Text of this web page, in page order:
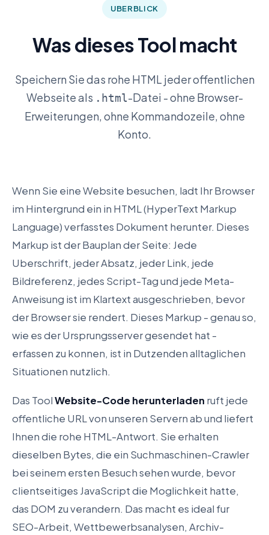
UBERBLICK
Was dieses Tool macht
Speichern Sie das rohe HTML jeder offentlichen
Webseite als .html-Datei - ohne Browser-
Erweiterungen, ohne Kommandozeile, ohne
Konto.
Wenn Sie eine Website besuchen, ladt Ihr Browser
im Hintergrund ein in HTML (HyperText Markup
Language) verfasstes Dokument herunter. Dieses
Markup ist der Bauplan der Seite: Jede
Uberschrift, jeder Absatz, jeder Link, jede
Bildreferenz, jedes Script-Tag und jede Meta-
Anweisung ist im Klartext ausgeschrieben, bevor
der Browser sie rendert. Dieses Markup - genau so,
wie es der Ursprungsserver gesendet hat -
erfassen zu konnen, ist in Dutzenden alltaglichen
Situationen nutzlich.
Das ToolWebsite-Code herunterladen ruft jede
offentliche URL von unseren Servern ab und liefert
Ihnen die rohe HTML-Antwort. Sie erhalten
dieselben Bytes, die ein Suchmaschinen-Crawler
bei seinem ersten Besuch sehen wurde, bevor
clientseitiges JavaScript die Moglichkeit hatte,
das DOM zu verandern. Das macht es ideal fur
SEO-Arbeit, Wettbewerbsanalysen, Archiv-